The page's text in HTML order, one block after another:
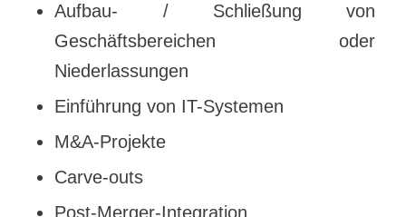
Aufbau- / Schließung von
Geschäftsbereichen oder
Niederlassungen
Einführung von IT-Systemen
M&A-Projekte
Carve-outs
Post-Merger-Integration